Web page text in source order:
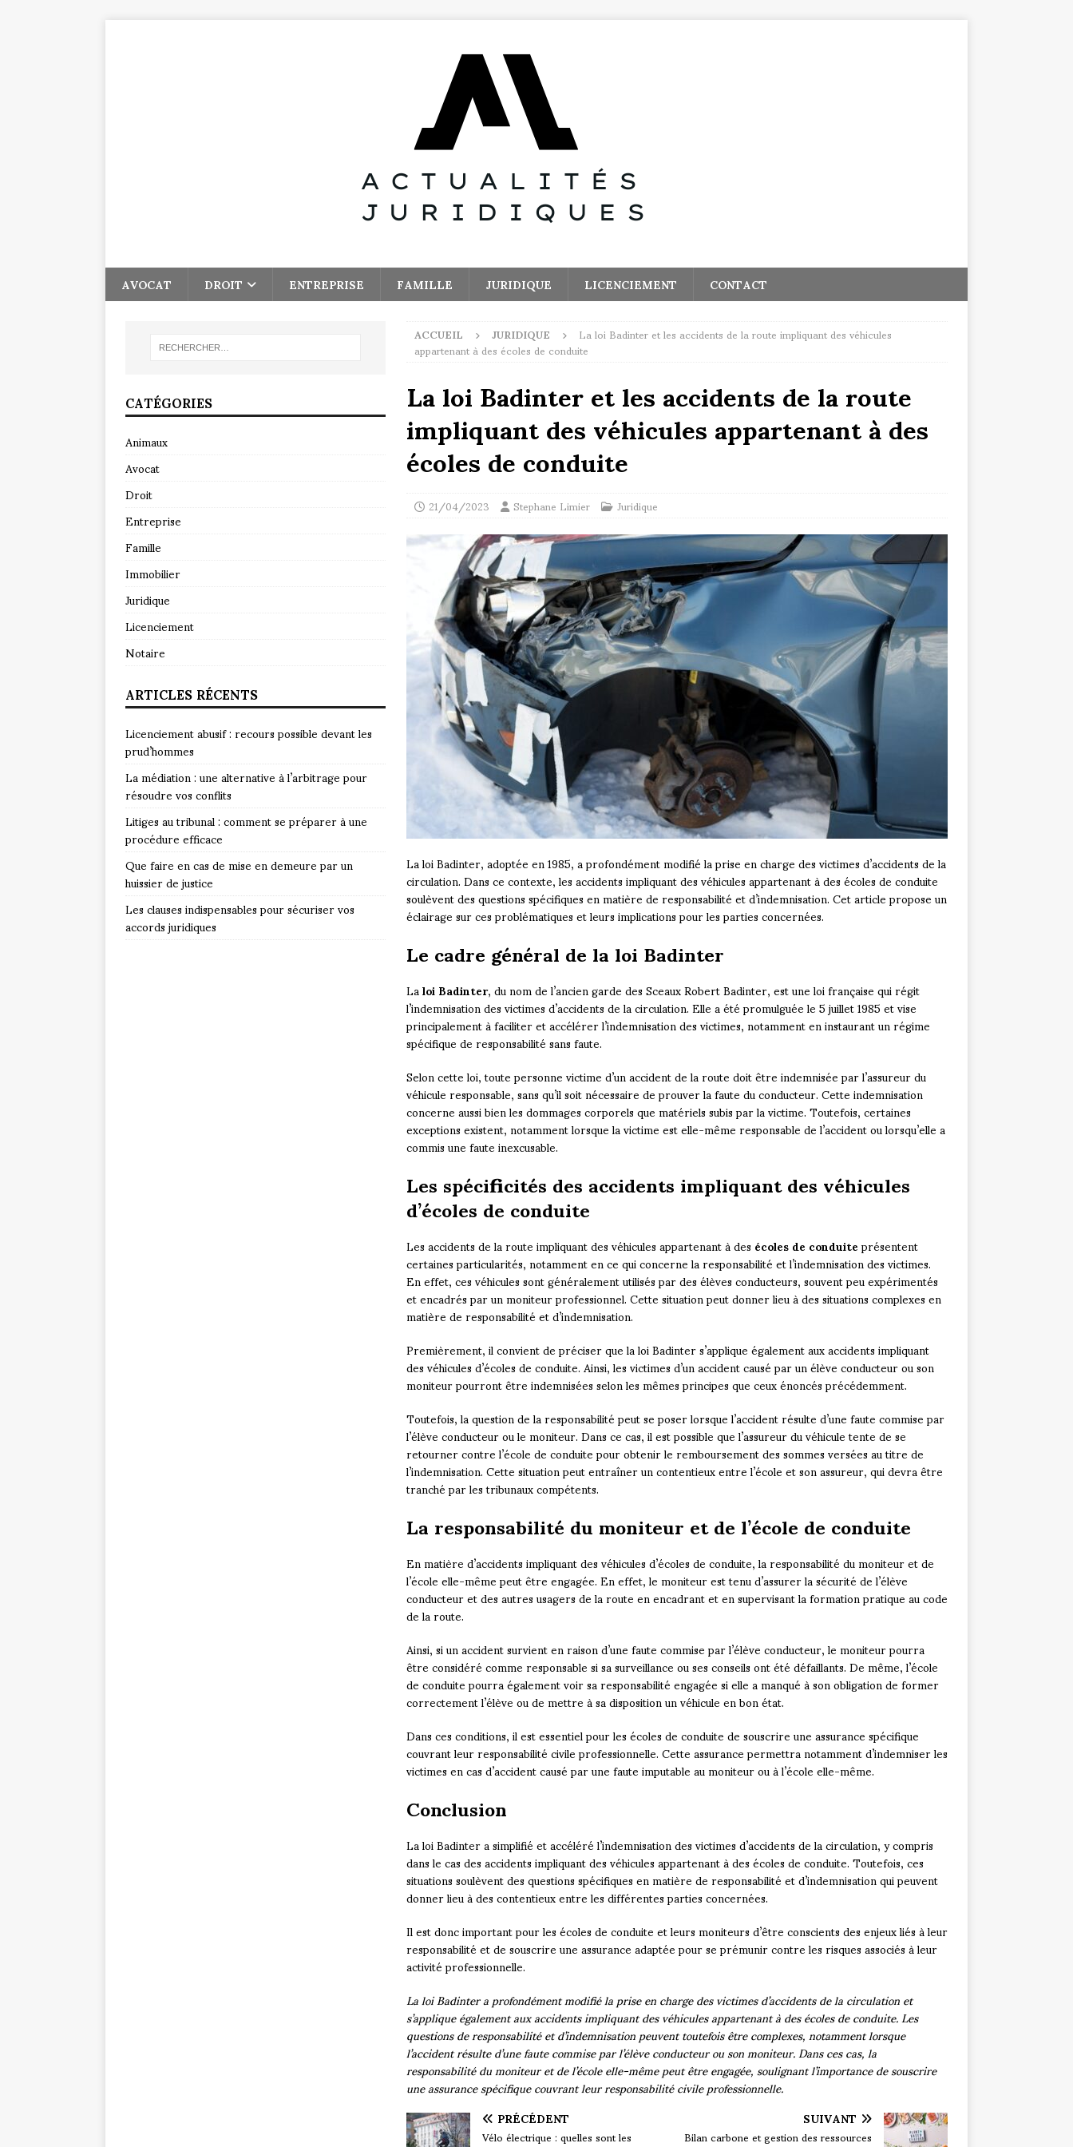
AVOCAT DROIT ENTREPRISE FAMILLE JURIDIQUE LICENCIEMENT CONTACT
ACCUEIL JURIDIQUE La loi Badinter et les accidents de la route impliquant des véhicules
appartenant à des écoles de conduite
La loi Badinter et les accidents de la route
impliquant des véhicules appartenant à des
écoles de conduite
21/04/2023 Stephane Limier Juridique
La loi Badinter, adoptée en 1985, a profondément modifié la prise en charge des victimes d’accidents de la
circulation. Dans ce contexte, les accidents impliquant des véhicules appartenant à des écoles de conduite
soulèvent des questions spécifiques en matière de responsabilité et d’indemnisation. Cet article propose un
éclairage sur ces problématiques et leurs implications pour les parties concernées.
Le cadre général de la loi Badinter
Laloi Badinter, du nom de l’ancien garde des Sceaux Robert Badinter, est une loi française qui régit
l’indemnisation des victimes d’accidents de la circulation. Elle a été promulguée le 5 juillet 1985 et vise
principalement à faciliter et accélérer l’indemnisation des victimes, notamment en instaurant un régime
spécifique de responsabilité sans faute.
Selon cette loi, toute personne victime d’un accident de la route doit être indemnisée par l’assureur du
véhicule responsable, sans qu’il soit nécessaire de prouver la faute du conducteur. Cette indemnisation
concerne aussi bien les dommages corporels que matériels subis par la victime. Toutefois, certaines
exceptions existent, notamment lorsque la victime est elle-même responsable de l’accident ou lorsqu’elle a
commis une faute inexcusable.
Les spécificités des accidents impliquant des véhicules
d’écoles de conduite
Les accidents de la route impliquant des véhicules appartenant à desécoles de conduiteprésentent
certaines particularités, notamment en ce qui concerne la responsabilité et l’indemnisation des victimes.
En effet, ces véhicules sont généralement utilisés par des élèves conducteurs, souvent peu expérimentés
et encadrés par un moniteur professionnel. Cette situation peut donner lieu à des situations complexes en
matière de responsabilité et d’indemnisation.
Premièrement, il convient de préciser que la loi Badinter s’applique également aux accidents impliquant
des véhicules d’écoles de conduite. Ainsi, les victimes d’un accident causé par un élève conducteur ou son
moniteur pourront être indemnisées selon les mêmes principes que ceux énoncés précédemment.
Toutefois, la question de la responsabilité peut se poser lorsque l’accident résulte d’une faute commise par
l’élève conducteur ou le moniteur. Dans ce cas, il est possible que l’assureur du véhicule tente de se
retourner contre l’école de conduite pour obtenir le remboursement des sommes versées au titre de
l’indemnisation. Cette situation peut entraîner un contentieux entre l’école et son assureur, qui devra être
tranché par les tribunaux compétents.
La responsabilité du moniteur et de l’école de conduite
En matière d’accidents impliquant des véhicules d’écoles de conduite, la responsabilité du moniteur et de
l’école elle-même peut être engagée. En effet, le moniteur est tenu d’assurer la sécurité de l’élève
conducteur et des autres usagers de la route en encadrant et en supervisant la formation pratique au code
de la route.
Ainsi, si un accident survient en raison d’une faute commise par l’élève conducteur, le moniteur pourra
être considéré comme responsable si sa surveillance ou ses conseils ont été défaillants. De même, l’école
de conduite pourra également voir sa responsabilité engagée si elle a manqué à son obligation de former
correctement l’élève ou de mettre à sa disposition un véhicule en bon état.
Dans ces conditions, il est essentiel pour les écoles de conduite de souscrire une assurance spécifique
couvrant leur responsabilité civile professionnelle. Cette assurance permettra notamment d’indemniser les
victimes en cas d’accident causé par une faute imputable au moniteur ou à l’école elle-même.
Conclusion
La loi Badinter a simplifié et accéléré l’indemnisation des victimes d’accidents de la circulation, y compris
dans le cas des accidents impliquant des véhicules appartenant à des écoles de conduite. Toutefois, ces
situations soulèvent des questions spécifiques en matière de responsabilité et d’indemnisation qui peuvent
donner lieu à des contentieux entre les différentes parties concernées.
Il est donc important pour les écoles de conduite et leurs moniteurs d’être conscients des enjeux liés à leur
responsabilité et de souscrire une assurance adaptée pour se prémunir contre les risques associés à leur
activité professionnelle.
La loi Badinter a profondément modifié la prise en charge des victimes d’accidents de la circulation et
s’applique également aux accidents impliquant des véhicules appartenant à des écoles de conduite. Les
questions de responsabilité et d’indemnisation peuvent toutefois être complexes, notamment lorsque
l’accident résulte d’une faute commise par l’élève conducteur ou son moniteur. Dans ces cas, la
responsabilité du moniteur et de l’école elle-même peut être engagée, soulignant l’importance de souscrire
une assurance spécifique couvrant leur responsabilité civile professionnelle.
PRÉCÉDENT
Vélo électrique : quelles sont les
SUIVANT
Bilan carbone et gestion des ressources
CATÉGORIES
Animaux
Avocat
Droit
Entreprise
Famille
Immobilier
Juridique
Licenciement
Notaire
ARTICLES RÉCENTS
Licenciement abusif : recours possible devant les
prud’hommes
La médiation : une alternative à l’arbitrage pour
résoudre vos conflits
Litiges au tribunal : comment se préparer à une
procédure efficace
Que faire en cas de mise en demeure par un
huissier de justice
Les clauses indispensables pour sécuriser vos
accords juridiques